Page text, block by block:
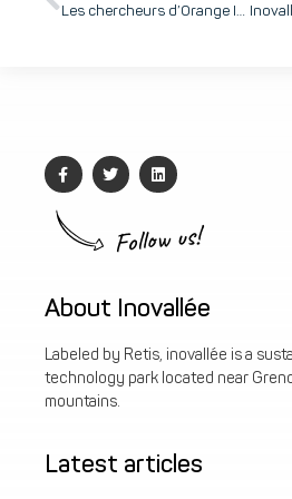
Les chercheurs d’Orange Innovation lancent le Computing Cube, une nouvelle génération d’objets connectés multi-capteurs et autonomes en énergie pour réduire l’empreinte numérique mondiale
Follow us!
About Inovallée
Labeled by Retis, inovallée is a
technology park located near
mountains.
Latest articles